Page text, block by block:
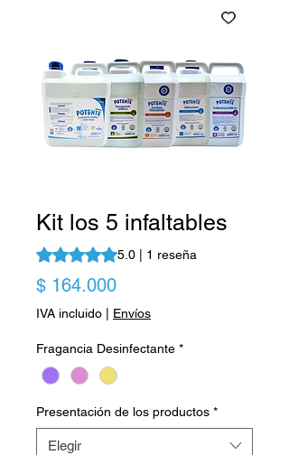
Kit los 5 infaltables
Según 1 reseña, la calificación es de
5.0 | 1 reseña
$ 164.000Precio
IVA incluido Envíos
Fragancia Desinfectante *
Presentación de los productos *
Elegir